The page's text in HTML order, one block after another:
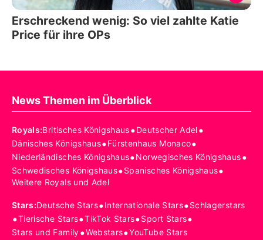
Erschreckend wenig: So viel zahlte Katie
Price für ihre OPs
News Themen im Überblick
Royals:Britisches Königshaus•Deutscher Adel•
Dänisches Königshaus•Fürstenhaus Monaco•
Niederländisches Königshaus•Norwegisches Königshaus•
Schwedisches Königshaus•Spanisches Königshaus•
Weitere Royals und Adel
Stars:Deutsche Stars•Internationale Stars•Schlagerstars
•Tierische Stars•TikTok Stars•Sport Stars•
Stars und Family•Webstars•YouTube Stars